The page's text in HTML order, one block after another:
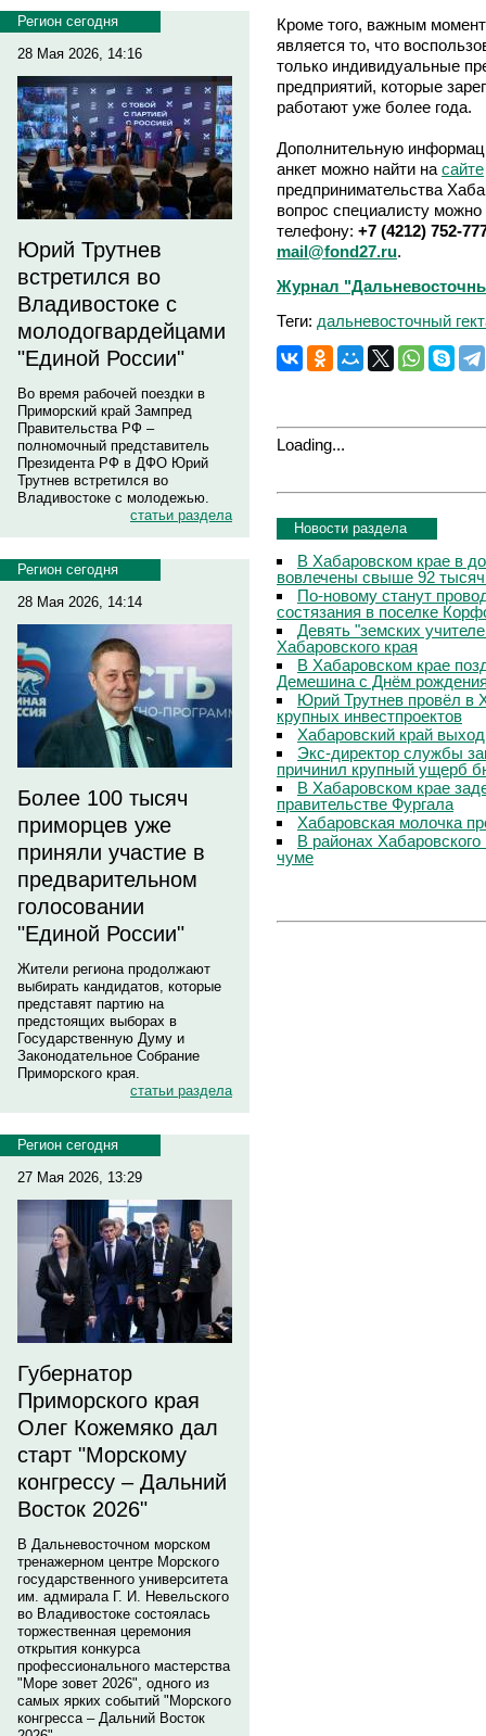
Регион сегодня
28 Мая 2026, 14:16
Юрий Трутнев
встретился во
Владивостоке с
молодогвардейцами
"Единой России"
Во время рабочей поездки в
Приморский край Зампред
Правительства РФ –
полномочный представитель
Президента РФ в ДФО Юрий
Трутнев встретился во
Владивостоке с молодежью.
статьи раздела
Регион сегодня
28 Мая 2026, 14:14
Более 100 тысяч
приморцев уже
приняли участие в
предварительном
голосовании
"Единой России"
Жители региона продолжают
выбирать кандидатов, которые
представят партию на
предстоящих выборах в
Государственную Думу и
Законодательное Собрание
Приморского края.
статьи раздела
Регион сегодня
27 Мая 2026, 13:29
Губернатор
Приморского края
Олег Кожемяко дал
старт "Морскому
конгрессу – Дальний
Восток 2026"
В Дальневосточном морском
тренажерном центре Морского
государственного университета
им. адмирала Г. И. Невельского
во Владивостоке состоялась
торжественная церемония
открытия конкурса
профессионального мастерства
"Море зовет 2026", одного из
самых ярких событий "Морского
конгресса – Дальний Восток
Кроме того, важным
является то, что
только индивидуальные
предприятий, которые
работают уже более года.
Дополнительную
анкет можно найти на сайте
предпринимательства
вопрос специалисту
телефону: +7 (4212) 752-
mail@fond27.ru.
Журнал
Теги: дальневосточный
Loading...
Новости раздела
В Хабаровском крае в
вовлечены свыше 92 тысяч
По-новому станут
состязания в поселке
Девять "земских
Хабаровского края
В Хабаровском крае
Демешина с Днём
Юрий Трутнев провёл в
крупных инвестпроектов
Хабаровский край
Экс-директор службы
причинил крупный ущерб
В Хабаровском крае
правительстве Фургала
Хабаровская молочка
В районах
чуме